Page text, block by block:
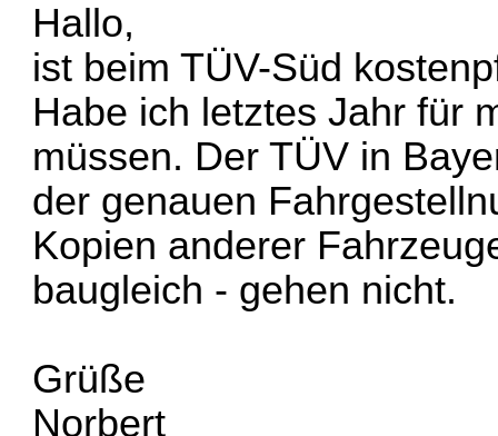
Hallo,
ist beim TÜV-Süd
Habe ich letztes Jahr für
müssen. Der TÜV in
der genauen
Kopien anderer
baugleich - gehen nicht.
Grüße
Norbert